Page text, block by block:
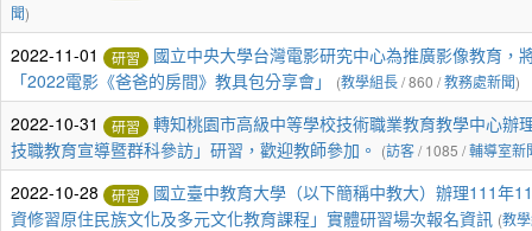
聞)
2022-11-01 研習
國立中央大學台灣電影研究中心為推廣影像教育，
「2022電影《爸爸的房間》教具包分享會」
(教學組長/ 860 /教務處新聞)
2022-10-31 研習
轉知桃園市高級中等學校技術職業教育教學中心辦
技職教育宣導暨群科參訪」研習，歡迎教師參加。 (訪客/ 1085 /輔導室新
2022-10-28 研習
國立臺中教育大學（以下簡稱中教大）辦理111年
資修習原住民族文化及多元文化教育課程」實體研習場次報名資訊 (教